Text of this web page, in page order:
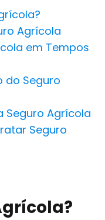
Agrícola
em Tempos
do Seguro
Seguro Agrícola
Seguro